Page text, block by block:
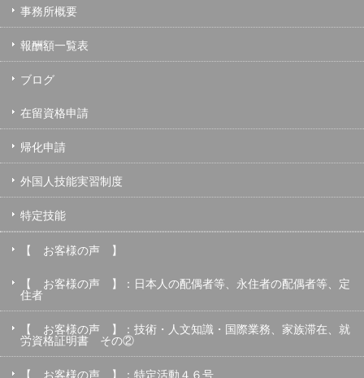
事務所概要
報酬額一覧表
ブログ
在留資格申請
帰化申請
外国人技能実習制度
特定技能
【 お客様の声 】
【 お客様の声 】：日本人の配偶者等、永住者の配偶者等、定
住者
【 お客様の声 】：技術・人文知識・国際業務、家族滞在、就
労資格証明書 その②
【 お客様の声 】：特定活動４６号